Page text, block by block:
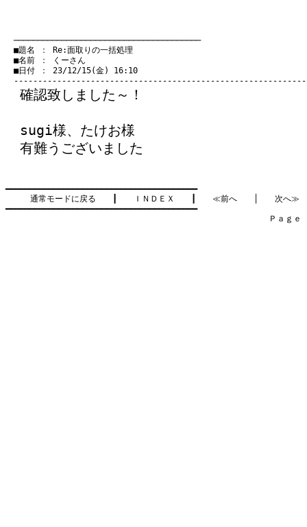
───────────────────────────────────────
■題名 ： Re:面取りの一括処理
■名前 ： くーさん
■日付 ： 23/12/15(金) 16:10
確認致しました～！
sugi様、たけお様
有難うございました
━━━━━━━━━━━━━━━━━━━━━━━━━━━━━━━━━━━━━━━━
通常モードに戻る
ＩＮＤＥＸ ≪前へ
次へ≫
━━━━━━━━━━━━━━━━━━━━━━━━━━━━━━━━━━━━━━━━
Ｐａｇｅ